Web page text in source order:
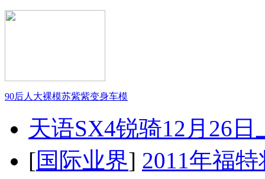
90后人大裸模苏紫紫变身车模
天语SX4锐骑12月26
[国际业界] 2011年福